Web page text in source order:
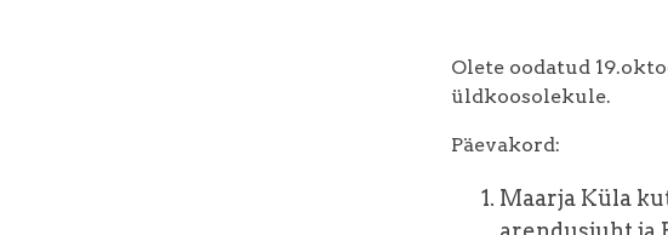
Olete oodatud
üldkoosolekule.
Päevakord:
Maarja Küla